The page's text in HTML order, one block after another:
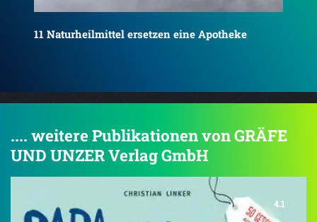
3 Jahre jünger in acht Wochen
.... weitere Publikationen von GRÄFE
UND UNZER Verlag GmbH
4.1